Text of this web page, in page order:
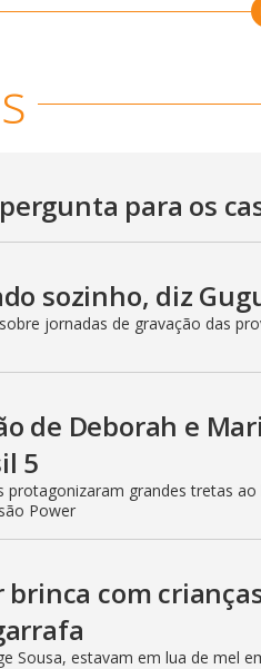
i
para os
sozinho, diz
jornadas de gravação das
de Deborah e
5
protagonizaram grandes tretas
Power
brinca com
Sousa, estavam em lua de mel